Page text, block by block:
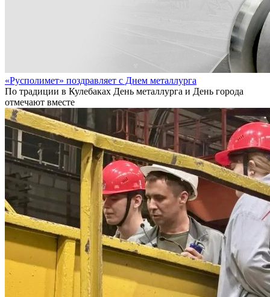
«Русполимет» поздравляет с Днем металлурга
По традиции в Кулебаках День металлурга и День города
отмечают вместе